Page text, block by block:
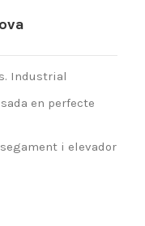
Industrial
en perfecte
i elevador